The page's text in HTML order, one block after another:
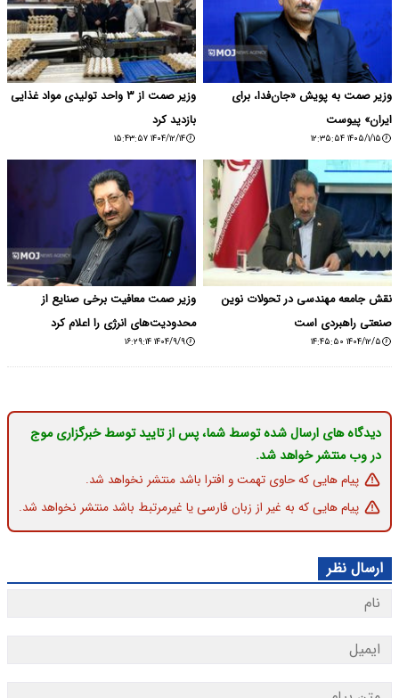
وزیر صمت به پویش «جان‌فدا، برای
ایران» پیوست
۱۴۰۵/۱/۱۵ ۱۲:۳۵:۵۴
وزیر صمت از ۳ واحد تولیدی مواد غذایی
بازدید کرد
۱۴۰۴/۱۲/۱۴ ۱۵:۴۳:۵۷
نقش جامعه مهندسی در تحولات نوین
صنعتی راهبردی است
۱۴۰۴/۱۲/۵ ۱۴:۴۵:۵۰
وزیر صمت معافیت برخی صنایع از
محدودیت‌های انرژی را اعلام کرد
۱۴۰۴/۹/۹ ۱۶:۲۹:۱۴
دیدگاه های ارسال شده توسط شما، پس از تایید توسط خبرگزاری موج
در وب منتشر خواهد شد.
پیام هایی که حاوی تهمت و افترا باشد منتشر نخواهد شد.
پیام هایی که به غیر از زبان فارسی یا غیرمرتبط باشد منتشر نخواهد شد.
ارسال نظر